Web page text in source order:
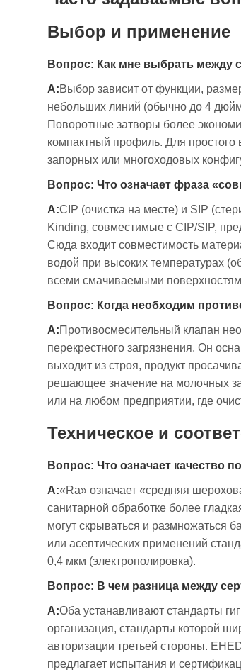
Выбор и применение
Вопрос: Как мне выбрать между
А:Выбор зависит от функции,
небольших линий (обычно до 4
Поворотные затворы более
компактный профиль. Для простого
запорных или многоходовых
Вопрос: Что означает фраза
А:CIP (очистка на месте) и SIP
Kinding, совместимые с CIP/SIP,
Сюда входит совместимость
водой при высоких температурах
всеми смачиваемыми
Вопрос: Когда необходим
А:Противосмесительный клапан
перекрестного загрязнения. Он
выходит из строя, продукт
решающее значение на молочных
или на любом предприятии, где
Техническое и
Вопрос: Что означает качество
А:«Ra» означает «средняя
санитарной обработке более
могут скрываться и размножаться
или асептических применений
0,4 мкм (электрополировка).
Вопрос: В чем разница между
А:Оба устанавливают стандарты
организация, стандарты которой
авторизации третьей стороны.
предлагает испытания и